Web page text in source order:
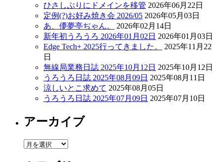
ひさしぶりにドメインを移管 2026年06月22日
定例(?)お好み焼き会 2026/05 2026年05月03日
あ、儚夢亭ぢゃん。
2026年02月14日
新年初うろうろ 2026年01月02日 2026年01月03日
Edge Tech+ 2025行ってきました。
2025年11月22
日
無線局業務日誌 2025年10月12日 2025年10月12日
うろうろ日誌 2025年08月09日 2025年08月11日
涼しいとこ求めて 2025年08月05日
うろうろ日誌 2025年07月09日 2025年07月10日
アーカイブ
ア